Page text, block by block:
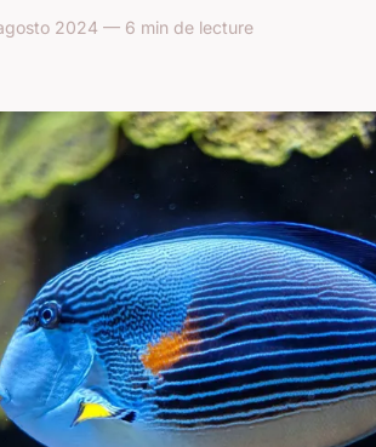
2024 — 6 min de lecture